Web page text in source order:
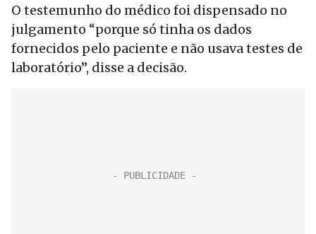
O testemunho do médico foi dispensado no
julgamento “porque só tinha os dados
fornecidos pelo paciente e não usava testes de
laboratório”, disse a decisão.